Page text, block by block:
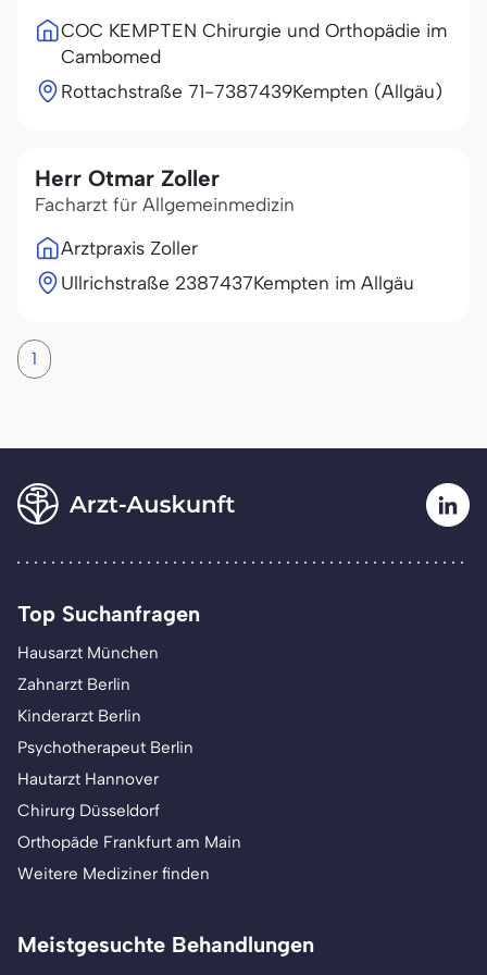
COC KEMPTEN Chirurgie und Orthopädie im
Cambomed
Rottachstraße 71-7387439Kempten (Allgäu)
Herr Otmar Zoller
Facharzt für Allgemeinmedizin
Arztpraxis Zoller
Ullrichstraße 2387437Kempten im Allgäu
1
Top Suchanfragen
Hausarzt München
Zahnarzt Berlin
Kinderarzt Berlin
Psychotherapeut Berlin
Hautarzt Hannover
Chirurg Düsseldorf
Orthopäde Frankfurt am Main
Weitere Mediziner finden
Meistgesuchte Behandlungen